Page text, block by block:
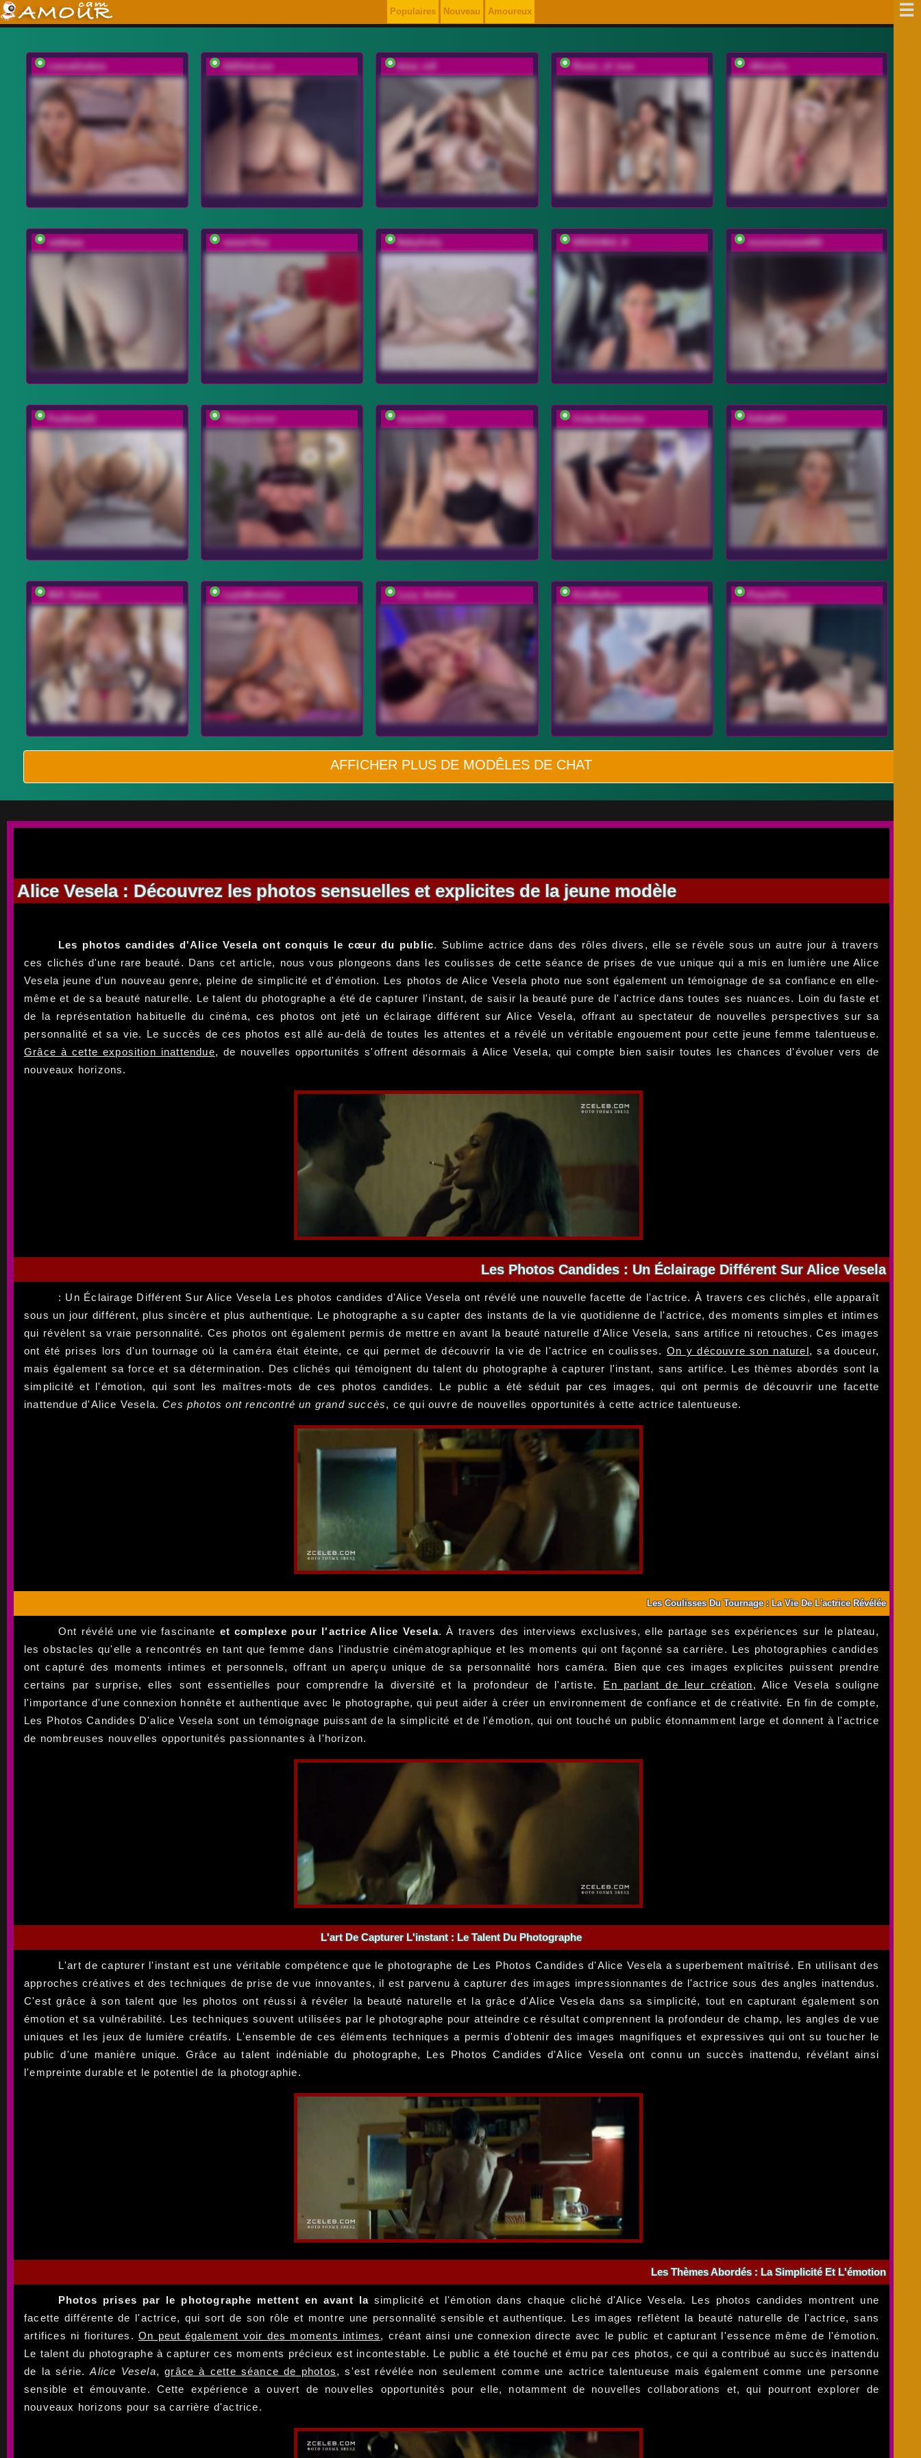
Populaires Nouveau Amoureux
LennaGodess AAOneLove bmw_m8 Room_of_love -AfricaYa-
vattttaaa sweet-Olya BabyGolly KROSHKA_N murmurmeow666
Fucklove21 Stasya-moor anyuta1212 Iriska-Barbariska EditaMilf
Milf_Zabava LeylaBrooklyn Lucy_Andrew KissMyAss PeachPie
AFFICHER PLUS DE MODÊLES DE CHAT
Alice Vesela : Découvrez les photos sensuelles et explicites de la jeune modèle
Les photos candides d'Alice Vesela ont conquis le cœur du public. Sublime actrice dans des rôles divers, elle se révèle sous un autre jour à travers
ces clichés d'une rare beauté. Dans cet article, nous vous plongeons dans les coulisses de cette séance de prises de vue unique qui a mis en lumière une Alice
Vesela jeune d'un nouveau genre, pleine de simplicité et d'émotion. Les photos de Alice Vesela photo nue sont également un témoignage de sa confiance en elle-
même et de sa beauté naturelle. Le talent du photographe a été de capturer l'instant, de saisir la beauté pure de l'actrice dans toutes ses nuances. Loin du faste et
de la représentation habituelle du cinéma, ces photos ont jeté un éclairage différent sur Alice Vesela, offrant au spectateur de nouvelles perspectives sur sa
personnalité et sa vie. Le succès de ces photos est allé au-delà de toutes les attentes et a révélé un véritable engouement pour cette jeune femme talentueuse.
Grâce à cette exposition inattendue, de nouvelles opportunités s'offrent désormais à Alice Vesela, qui compte bien saisir toutes les chances d'évoluer vers de
nouveaux horizons.
Les Photos Candides : Un Éclairage Différent Sur Alice Vesela
: Un Éclairage Différent Sur Alice Vesela Les photos candides d'Alice Vesela ont révélé une nouvelle facette de l'actrice. À travers ces clichés, elle apparaît
sous un jour différent, plus sincère et plus authentique. Le photographe a su capter des instants de la vie quotidienne de l'actrice, des moments simples et intimes
qui révèlent sa vraie personnalité. Ces photos ont également permis de mettre en avant la beauté naturelle d'Alice Vesela, sans artifice ni retouches. Ces images
ont été prises lors d'un tournage où la caméra était éteinte, ce qui permet de découvrir la vie de l'actrice en coulisses. On y découvre son naturel, sa douceur,
mais également sa force et sa détermination. Des clichés qui témoignent du talent du photographe à capturer l'instant, sans artifice. Les thèmes abordés sont la
simplicité et l'émotion, qui sont les maîtres-mots de ces photos candides. Le public a été séduit par ces images, qui ont permis de découvrir une facette
inattendue d'Alice Vesela.Ces photos ont rencontré un grand succès, ce qui ouvre de nouvelles opportunités à cette actrice talentueuse.
Les Coulisses Du Tournage : La Vie De L'actrice Révélée
Ont révélé une vie fascinante et complexe pour l'actrice Alice Vesela. À travers des interviews exclusives, elle partage ses expériences sur le plateau,
les obstacles qu'elle a rencontrés en tant que femme dans l'industrie cinématographique et les moments qui ont façonné sa carrière. Les photographies candides
ont capturé des moments intimes et personnels, offrant un aperçu unique de sa personnalité hors caméra. Bien que ces images explicites puissent prendre
certains par surprise, elles sont essentielles pour comprendre la diversité et la profondeur de l'artiste. En parlant de leur création, Alice Vesela souligne
l'importance d'une connexion honnête et authentique avec le photographe, qui peut aider à créer un environnement de confiance et de créativité. En fin de compte,
Les Photos Candides D'alice Vesela sont un témoignage puissant de la simplicité et de l'émotion, qui ont touché un public étonnamment large et donnent à l'actrice
de nombreuses nouvelles opportunités passionnantes à l'horizon.
L'art De Capturer L'instant : Le Talent Du Photographe
L'art de capturer l'instant est une véritable compétence que le photographe de Les Photos Candides d'Alice Vesela a superbement maîtrisé. En utilisant des
approches créatives et des techniques de prise de vue innovantes, il est parvenu à capturer des images impressionnantes de l'actrice sous des angles inattendus.
C'est grâce à son talent que les photos ont réussi à révéler la beauté naturelle et la grâce d'Alice Vesela dans sa simplicité, tout en capturant également son
émotion et sa vulnérabilité. Les techniques souvent utilisées par le photographe pour atteindre ce résultat comprennent la profondeur de champ, les angles de vue
uniques et les jeux de lumière créatifs. L'ensemble de ces éléments techniques a permis d'obtenir des images magnifiques et expressives qui ont su toucher le
public d'une manière unique. Grâce au talent indéniable du photographe, Les Photos Candides d'Alice Vesela ont connu un succès inattendu, révélant ainsi
l'empreinte durable et le potentiel de la photographie.
Les Thèmes Abordés : La Simplicité Et L'émotion
Photos prises par le photographe mettent en avant lasimplicité et l'émotion dans chaque cliché d'Alice Vesela. Les photos candides montrent une
facette différente de l'actrice, qui sort de son rôle et montre une personnalité sensible et authentique. Les images reflètent la beauté naturelle de l'actrice, sans
artifices ni fioritures. On peut également voir des moments intimes, créant ainsi une connexion directe avec le public et capturant l'essence même de l'émotion.
Le talent du photographe à capturer ces moments précieux est incontestable. Le public a été touché et ému par ces photos, ce qui a contribué au succès inattendu
de la série.Alice Vesela,grâce à cette séance de photos, s'est révélée non seulement comme une actrice talentueuse mais également comme une personne
sensible et émouvante. Cette expérience a ouvert de nouvelles opportunités pour elle, notamment de nouvelles collaborations et, qui pourront explorer de
nouveaux horizons pour sa carrière d'actrice.